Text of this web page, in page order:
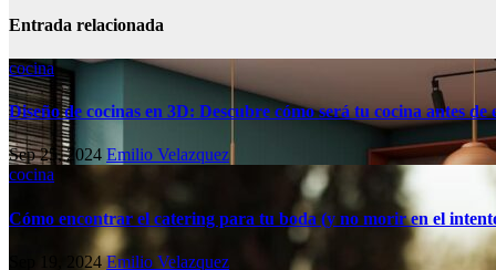
Entrada relacionada
cocina
Diseño de cocinas en 3D: Descubre cómo será tu cocina antes
Sep 25, 2024 Emilio Velazquez
cocina
Cómo encontrar el catering para tu boda (y no morir en el
Sep 19, 2024Emilio Velazquez